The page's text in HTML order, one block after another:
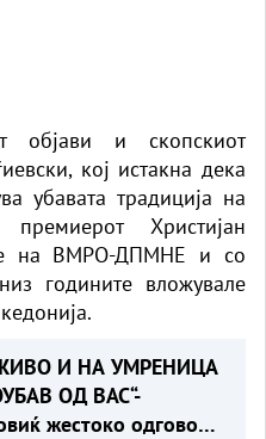
објави и скопскиот
кој истакна дека
убавата традиција на
Христијан
на ВМРО-ДПМНЕ и со
годините вложувале
И НА УМРЕНИЦА
ОД ВАС“-
жестоко одговори